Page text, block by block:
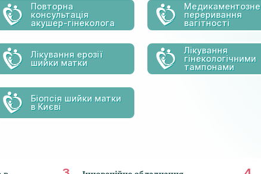
Повторна
консультація
акушер-гінеколога
Медикаментозне
переривання
вагітності
Лікування ерозії
шийки матки
Лікування
гінекологічними
тампонами
Біопсія шийки матки
в Києві